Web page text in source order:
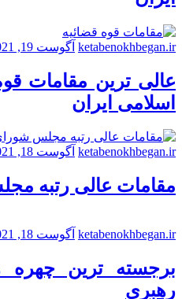
ketabenokhbegan.ir آگوست 19, 2021
عالی ترین مقامات
اسلامی ایران
ketabenokhbegan.ir آگوست 18, 2021
مقامات عالی رتبه
ketabenokhbegan.ir آگوست 18, 2021
برجسته ترین
رهبری